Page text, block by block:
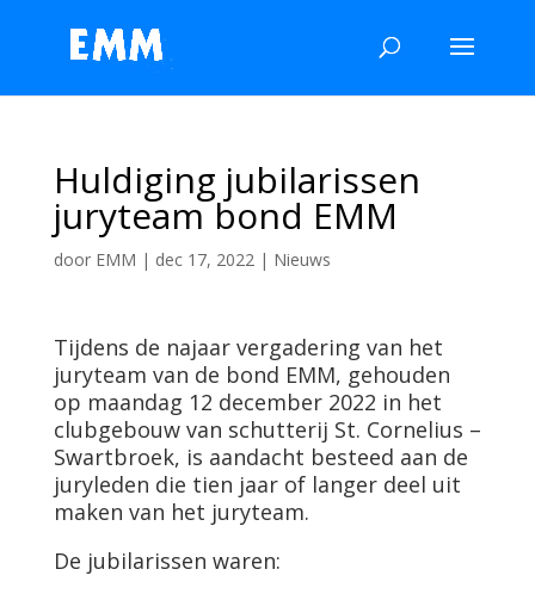
Huldiging jubilarissen
juryteam bond EMM
door EMM | dec 17, 2022| Nieuws
Tijdens de najaar vergadering van het
juryteam van de bond EMM, gehouden
op maandag 12 december 2022 in het
clubgebouw van schutterij St. Cornelius –
Swartbroek, is aandacht besteed aan de
juryleden die tien jaar of langer deel uit
maken van het juryteam.
De jubilarissen waren: